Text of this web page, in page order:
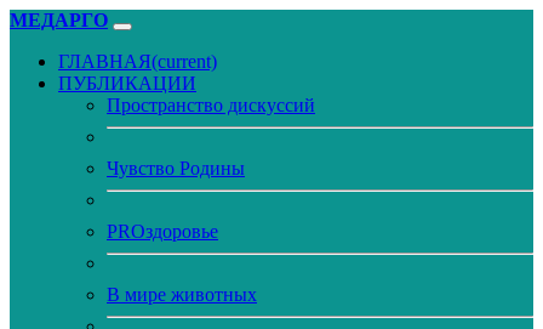
МЕДАРГО
ГЛАВНАЯ(current)
ПУБЛИКАЦИИ
Пространство дискуссий
Чувство Родины
PROздоровье
В мире животных